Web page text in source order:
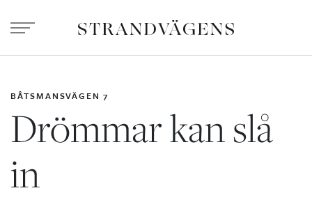
BÅTSMANSVÄGEN 7
Drömmar kan slå
in